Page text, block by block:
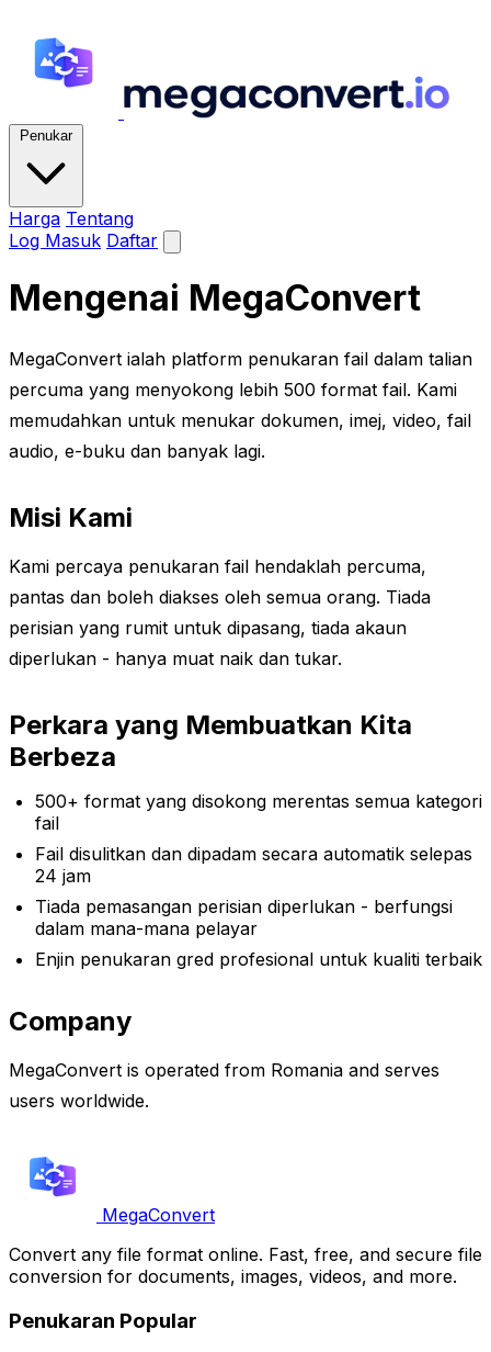
Penukar
Harga Tentang
Log Masuk Daftar
Mengenai MegaConvert
MegaConvert ialah platform penukaran fail dalam talian
percuma yang menyokong lebih 500 format fail. Kami
memudahkan untuk menukar dokumen, imej, video, fail
audio, e-buku dan banyak lagi.
Misi Kami
Kami percaya penukaran fail hendaklah percuma,
pantas dan boleh diakses oleh semua orang. Tiada
perisian yang rumit untuk dipasang, tiada akaun
diperlukan - hanya muat naik dan tukar.
Perkara yang Membuatkan Kita
Berbeza
500+ format yang disokong merentas semua kategori
fail
Fail disulitkan dan dipadam secara automatik selepas
24 jam
Tiada pemasangan perisian diperlukan - berfungsi
dalam mana-mana pelayar
Enjin penukaran gred profesional untuk kualiti terbaik
Company
MegaConvert is operated from Romania and serves
users worldwide.
MegaConvert
Convert any file format online. Fast, free, and secure file
conversion for documents, images, videos, and more.
Penukaran Popular